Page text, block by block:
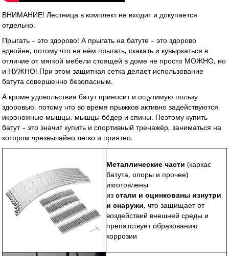
ВНИМАНИЕ! Лестница в комплект не входит и докупается
отдельно.
Прыгать – это здорово! А прыгать на батуте – это здорово
вдвойне, потому что на нём прыгать, скакать и кувыркаться в
отличие от мягкой мебели стоящей в доме не просто МОЖНО, но
и НУЖНО! При этом защитная сетка делает использование
батута совершенно безопасным.
А кроме удовольствия батут приносит и ощутимую пользу
здоровью, потому что во время прыжков активно задействуются
икроножные мышцы, мышцы бёдер и спины. Поэтому купить
батут – это значит купить и спортивный тренажёр, заниматься на
котором чрезвычайно легко и приятно.
Металлические части (каркас
батута, опоры и прочее)
изготовлены
из стали и оцинкованы изнутри
и снаружи, что защищает от
воздействий внешней среды и
препятствует образованию
коррозии